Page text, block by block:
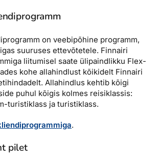
on veebipõhine programm,
suuruses ettevõtetele. Finnairi
liitumisel saate ülipaindlikku Flex-
kohe allahindlust kõikidelt Finnairi
Allahindlus kehtib kõigi
puhul kõigis kolmes reisiklassis:
turistiklass ja turistiklass.
.
pilet